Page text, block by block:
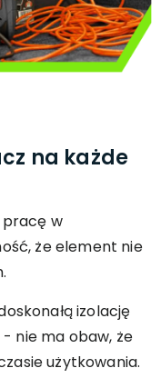
na każde
pracę w
że element nie
izolację
- nie ma obaw, że
użytkowania.